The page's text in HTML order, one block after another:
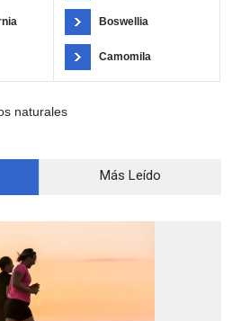
Boswellia
Camomila
naturales
Más Leído